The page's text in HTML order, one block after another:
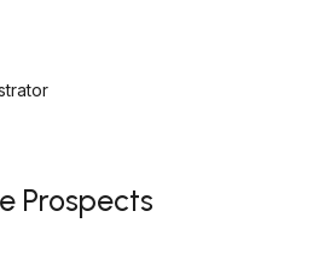
Prospects